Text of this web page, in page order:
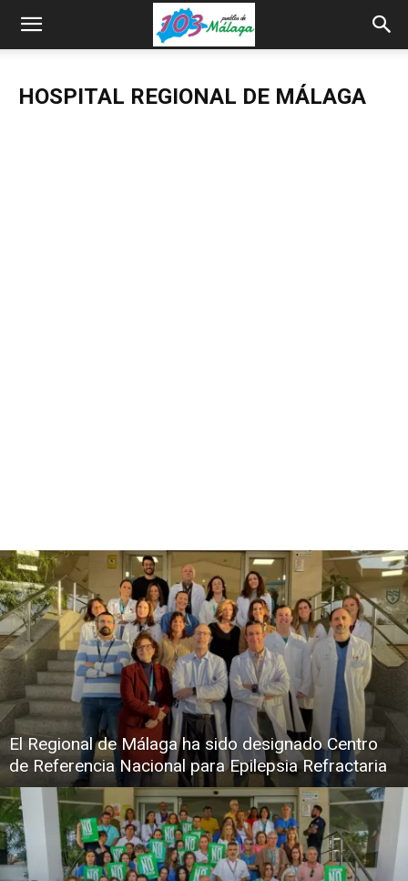
HOSPITAL REGIONAL DE MÁLAGA
El Regional de Málaga ha sido designado Centro
de Referencia Nacional para Epilepsia Refractaria